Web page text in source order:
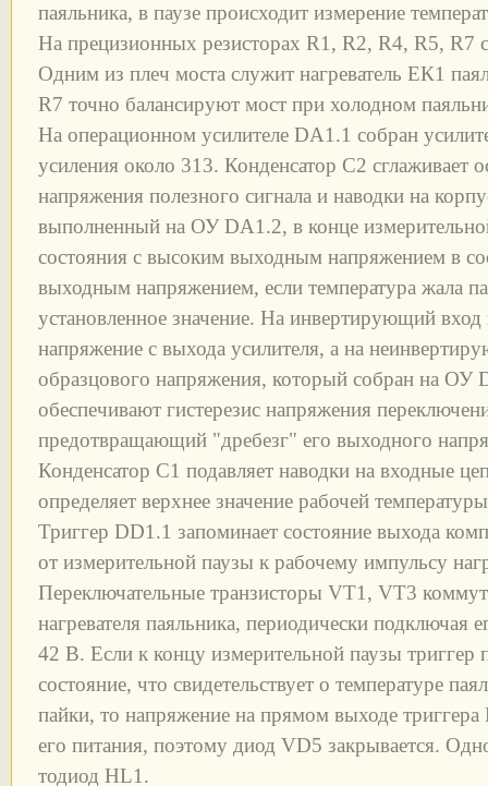
паяльника, в паузе происходит измерение
На прецизионных резисторах R1, R2, R4, R5, R7
Одним из плеч моста служит нагреватель ЕК1
R7 точно балансируют мост при холодном
На операционном усилителе DA1.1 собран
усиления около 313. Конденсатор С2 сглаживает
напряжения полезного сигнала и наводки на
выполненный на ОУ DA1.2, в конце
состояния с высоким выходным напряжением в
выходным напряжением, если температура жала
установленное значение. На инвертирующий вход
напряжение с выхода усилителя, а на
образцового напряжения, который собран на ОУ
обеспечивают гистерезис напряжения
предотвращающий "дребезг" его выходного
Конденсатор С1 подавляет наводки на входные
определяет верхнее значение рабочей
Триггер DD1.1 запоминает состояние выхода
от измерительной паузы к рабочему импульсу
Переключательные транзисторы VT1, VT3
нагревателя паяльника, периодически подключая
42 В. Если к концу измерительной паузы триггер
состояние, что свидетельствует о температуре
пайки, то напряжение на прямом выходе
его питания, поэтому диод VD5 закрывается.
тодиод HL1.